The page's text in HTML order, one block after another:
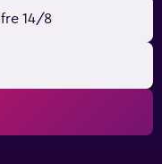
fre 14/8